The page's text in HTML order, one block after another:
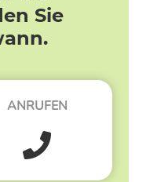
Sie
ANRUFEN